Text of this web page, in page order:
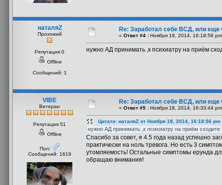
наталяZ
Прохожий
Репутация 0
Offline
Сообщений: 1
Re: Заработал себе ВСД, или еще
« Ответ #4 : Ноября 18, 2014, 16:18:56
нужно АД принимать ,к психиатру на приём
VIBE
Ветеран
Репутация 51
Offline
Пол:
Сообщений: 1619
Re: Заработал себе ВСД, или еще
« Ответ #5 : Ноября 18, 2014, 16:33:44
Цитата: наталяZ от Ноября 18, 2014, 16:18:56 pm
нужно АД принимать ,к психиатру на приём
Спасибо за совет, я 4.5 года назад успешно
практически на ноль тревога. Но есть 3
утомляемость! Остальные симптомы ерунда
обращаю внимания!